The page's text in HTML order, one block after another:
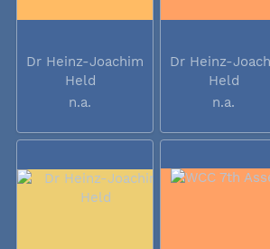
Dr Heinz-Joachim
Held
n.a.
Dr Heinz-
Held
n.a.